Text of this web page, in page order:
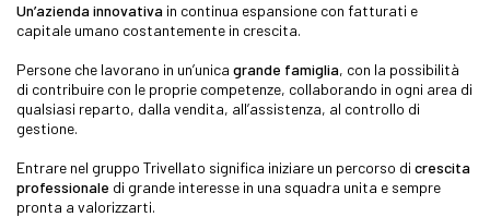
Un’azienda innovativa in continua espansione con fatturati e
capitale umano costantemente in crescita.
Persone che lavorano in un’unica grande famiglia, con la possibilità
di contribuire con le proprie competenze, collaborando in ogni area di
qualsiasi reparto, dalla vendita, all’assistenza, al controllo di
gestione.
Entrare nel gruppo Trivellato significa iniziare un percorso di crescita
professionale di grande interesse in una squadra unita e sempre
pronta a valorizzarti.